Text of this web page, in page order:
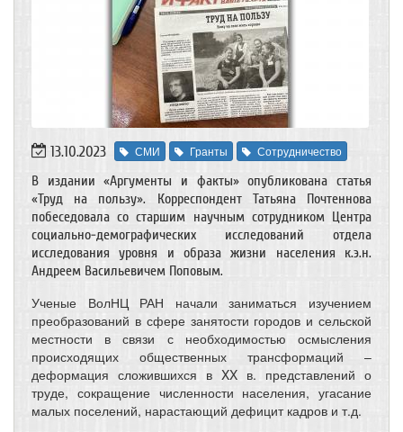
13.10.2023 СМИ Гранты Сотрудничество
В издании «Аргументы и факты» опубликована статья
«Труд на пользу». Корреспондент Татьяна Почтеннова
побеседовала со старшим научным сотрудником Центра
социально-демографических исследований отдела
исследования уровня и образа жизни населения к.э.н.
Андреем Васильевичем Поповым.
Ученые ВолНЦ РАН начали заниматься изучением
преобразований в сфере занятости городов и сельской
местности в связи с необходимостью осмысления
происходящих общественных трансформаций –
деформация сложившихся в XX в. представлений о
труде, сокращение численности населения, угасание
малых поселений, нарастающий дефицит кадров и т.д.